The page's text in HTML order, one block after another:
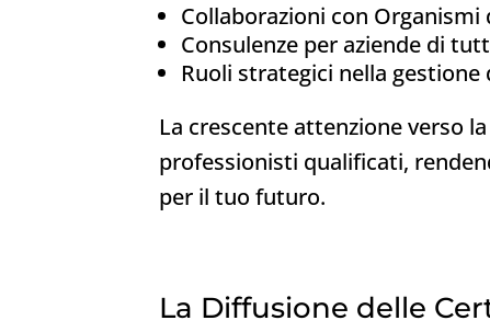
Collaborazioni con Organismi
Consulenze per aziende di
Ruoli strategici nella gestione
La crescente attenzione verso
professionisti qualificati,
per il tuo futuro.
La Diffusione delle